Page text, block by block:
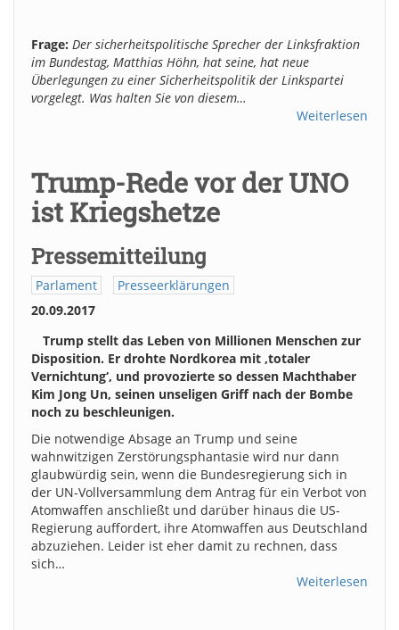
Frage: Der sicherheitspolitische Sprecher der Linksfraktion
im Bundestag, Matthias Höhn, hat seine, hat neue
Überlegungen zu einer Sicherheitspolitik der Linkspartei
vorgelegt. Was halten Sie von diesem…
Weiterlesen
Trump-Rede vor der UNO
ist Kriegshetze
Pressemitteilung
Parlament
Presseerklärungen
20.09.2017
Trump stellt das Leben von Millionen Menschen zur
Disposition. Er drohte Nordkorea mit ‚totaler
Vernichtung‘, und provozierte so dessen Machthaber
Kim Jong Un, seinen unseligen Griff nach der Bombe
noch zu beschleunigen.
Die notwendige Absage an Trump und seine
wahnwitzigen Zerstörungsphantasie wird nur dann
glaubwürdig sein, wenn die Bundesregierung sich in
der UN-Vollversammlung dem Antrag für ein Verbot von
Atomwaffen anschließt und darüber hinaus die US-
Regierung auffordert, ihre Atomwaffen aus Deutschland
abzuziehen. Leider ist eher damit zu rechnen, dass
sich…
Weiterlesen